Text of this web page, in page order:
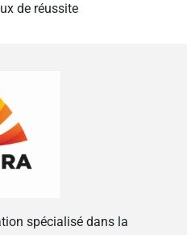
de réussite
spécialisé dans la